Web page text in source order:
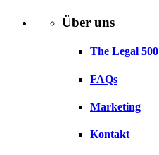
Über uns
The Legal 500
FAQs
Marketing
Kontakt